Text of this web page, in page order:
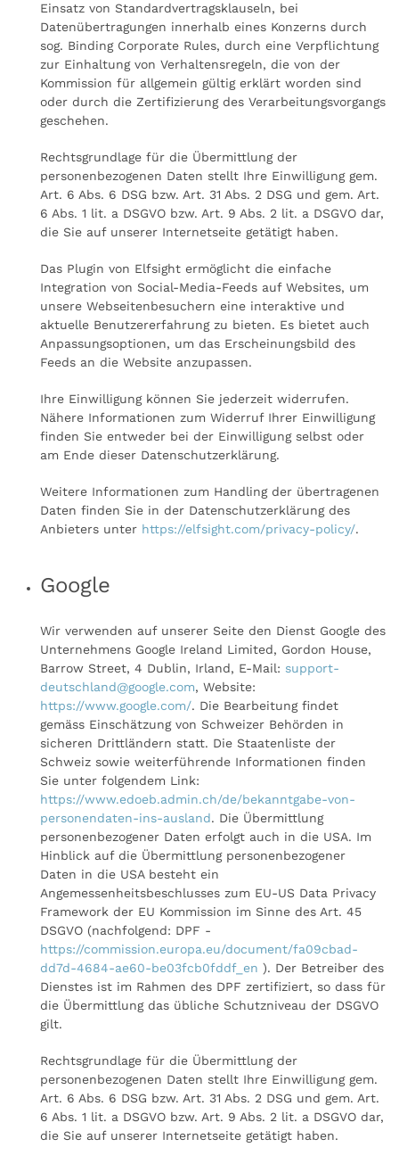
Einsatz von Standardvertragsklauseln, bei
Datenübertragungen innerhalb eines Konzerns durch
sog. Binding Corporate Rules, durch eine Verpflichtung
zur Einhaltung von Verhaltensregeln, die von der
Kommission für allgemein gültig erklärt worden sind
oder durch die Zertifizierung des Verarbeitungsvorgangs
geschehen.
Rechtsgrundlage für die Übermittlung der
personenbezogenen Daten stellt Ihre Einwilligung gem.
Art. 6 Abs. 6 DSG bzw. Art. 31 Abs. 2 DSG und gem. Art.
6 Abs. 1 lit. a DSGVO bzw. Art. 9 Abs. 2 lit. a DSGVO dar,
die Sie auf unserer Internetseite getätigt haben.
Das Plugin von Elfsight ermöglicht die einfache
Integration von Social-Media-Feeds auf Websites, um
unsere Webseitenbesuchern eine interaktive und
aktuelle Benutzererfahrung zu bieten. Es bietet auch
Anpassungsoptionen, um das Erscheinungsbild des
Feeds an die Website anzupassen.
Ihre Einwilligung können Sie jederzeit widerrufen.
Nähere Informationen zum Widerruf Ihrer Einwilligung
finden Sie entweder bei der Einwilligung selbst oder
am Ende dieser Datenschutzerklärung.
Weitere Informationen zum Handling der übertragenen
Daten finden Sie in der Datenschutzerklärung des
Anbieters unter https://elfsight.com/privacy-policy/.
Google
Wir verwenden auf unserer Seite den Dienst Google des
Unternehmens Google Ireland Limited, Gordon House,
Barrow Street, 4 Dublin, Irland, E-Mail: support-
deutschland@google.com, Website:
https://www.google.com/. Die Bearbeitung findet
gemäss Einschätzung von Schweizer Behörden in
sicheren Drittländern statt. Die Staatenliste der
Schweiz sowie weiterführende Informationen finden
Sie unter folgendem Link:
https://www.edoeb.admin.ch/de/bekanntgabe-von-
personendaten-ins-ausland. Die Übermittlung
personenbezogener Daten erfolgt auch in die USA. Im
Hinblick auf die Übermittlung personenbezogener
Daten in die USA besteht ein
Angemessenheitsbeschlusses zum EU-US Data Privacy
Framework der EU Kommission im Sinne des Art. 45
DSGVO (nachfolgend: DPF -
https://commission.europa.eu/document/fa09cbad-
dd7d-4684-ae60-be03fcb0fddf_en ). Der Betreiber des
Dienstes ist im Rahmen des DPF zertifiziert, so dass für
die Übermittlung das übliche Schutzniveau der DSGVO
gilt.
Rechtsgrundlage für die Übermittlung der
personenbezogenen Daten stellt Ihre Einwilligung gem.
Art. 6 Abs. 6 DSG bzw. Art. 31 Abs. 2 DSG und gem. Art.
6 Abs. 1 lit. a DSGVO bzw. Art. 9 Abs. 2 lit. a DSGVO dar,
die Sie auf unserer Internetseite getätigt haben.